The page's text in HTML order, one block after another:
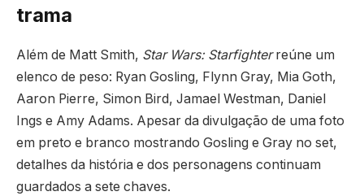
trama
Além de Matt Smith, Star Wars: Starfighterreúne um
elenco de peso: Ryan Gosling, Flynn Gray, Mia Goth,
Aaron Pierre, Simon Bird, Jamael Westman, Daniel
Ings e Amy Adams. Apesar da divulgação de uma foto
em preto e branco mostrando Gosling e Gray no set,
detalhes da história e dos personagens continuam
guardados a sete chaves.